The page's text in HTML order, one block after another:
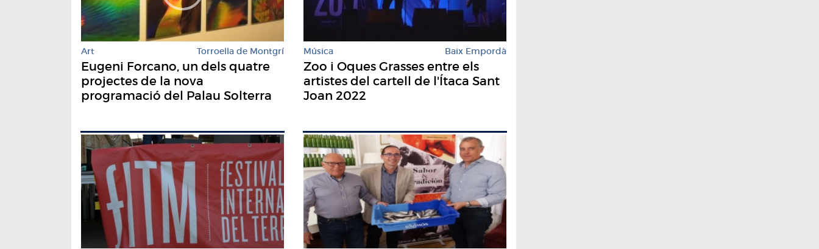
Art Torroella de Montgrí
Eugeni Forcano, un dels quatre
projectes de la nova
programació del Palau Solterra
Música Baix Empordà
Zoo i Oques Grasses entre els
artistes del cartell de l'Ítaca Sant
Joan 2022